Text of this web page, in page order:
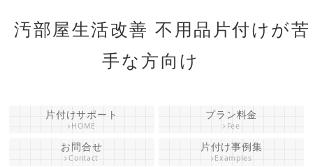
汚部屋生活改善 不用品片付けが苦
手な方向け
片付けサポート
HOME
プラン料金
Fee
お問合せ
Contact
片付け事例集
Examples